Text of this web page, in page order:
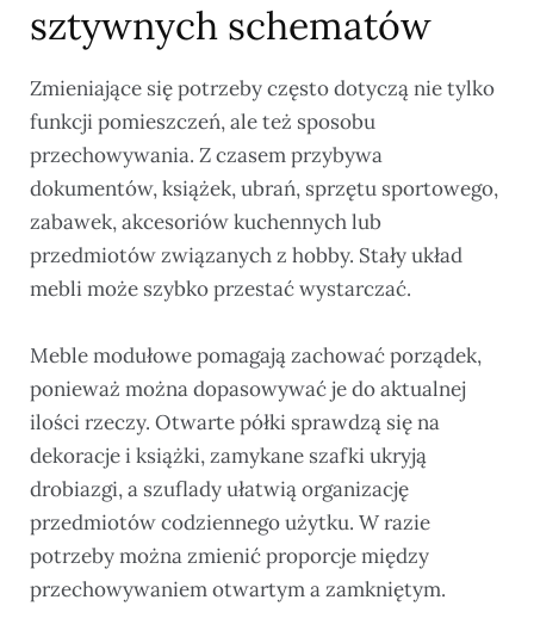
sztywnych schematów
Zmieniające się potrzeby często dotyczą nie tylko
funkcji pomieszczeń, ale też sposobu
przechowywania. Z czasem przybywa
dokumentów, książek, ubrań, sprzętu sportowego,
zabawek, akcesoriów kuchennych lub
przedmiotów związanych z hobby. Stały układ
mebli może szybko przestać wystarczać.
Meble modułowe pomagają zachować porządek,
ponieważ można dopasowywać je do aktualnej
ilości rzeczy. Otwarte półki sprawdzą się na
dekoracje i książki, zamykane szafki ukryją
drobiazgi, a szuflady ułatwią organizację
przedmiotów codziennego użytku. W razie
potrzeby można zmienić proporcje między
przechowywaniem otwartym a zamkniętym.